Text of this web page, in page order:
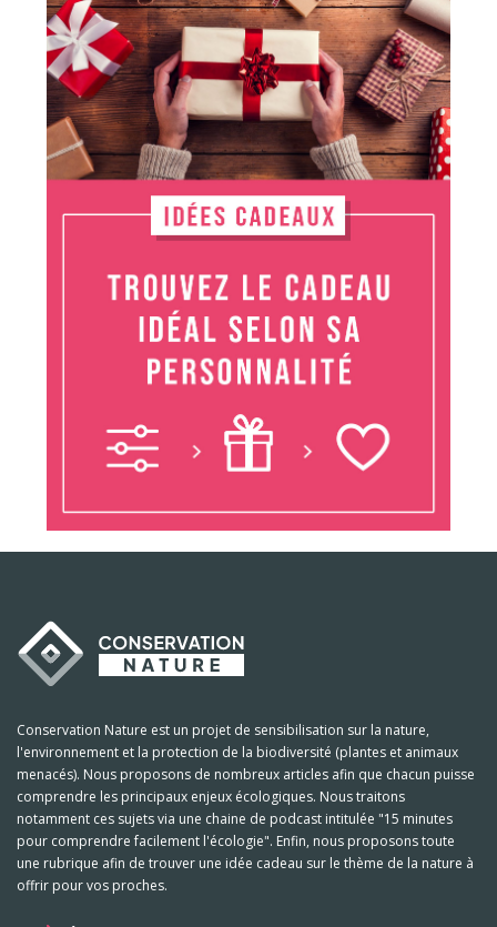
Conservation Nature est un projet de sensibilisation sur la nature,
l'environnement et la protection de la biodiversité (plantes et animaux
menacés). Nous proposons de nombreux articles afin que chacun puisse
comprendre les principaux enjeux écologiques. Nous traitons
notamment ces sujets via une chaine de podcast intitulée "15 minutes
pour comprendre facilement l'écologie". Enfin, nous proposons toute
une rubrique afin de trouver une idée cadeau sur le thème de la nature à
offrir pour vos proches.